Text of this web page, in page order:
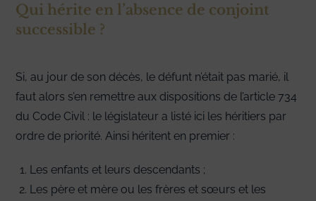
Qui hérite en l’absence de conjoint
successible ?
Si, au jour de son décès, le défunt n’était pas marié, il
faut alors s’en remettre aux dispositions de l’article 734
du Code Civil : le législateur a listé ici les héritiers par
ordre de priorité. Ainsi héritent en premier :
Les enfants et leurs descendants ;
Les père et mère ou les frères et sœurs et les